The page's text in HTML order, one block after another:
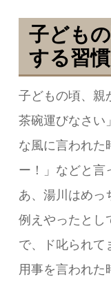
子ども
する習
子どもの頃、親
茶碗運びなさい
な風に言われた
ー！」などと言
あ、湯川はめっ
例えやったとし
で、ド叱られて
用事を言われた